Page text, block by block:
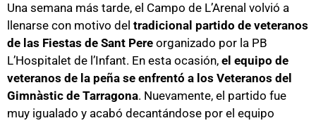
Una semana más tarde, el Campo de L’Arenal volvió a
llenarse con motivo del tradicional partido de veteranos
de las Fiestas de Sant Pere organizado por la PB
L’Hospitalet de l’Infant. En esta ocasión, el equipo de
veteranos de la peña se enfrentó a los Veteranos del
Gimnàstic de Tarragona. Nuevamente, el partido fue
muy igualado y acabó decantándose por el equipo